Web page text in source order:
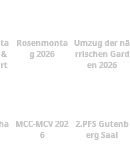
Rosenmonta
g 2026
Umzug der nä
rrischen Gard
en 2026
MCC-MCV 202
6
2.PFS Gutenb
erg Saal